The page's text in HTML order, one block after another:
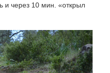
и через 10 мин. «открыл